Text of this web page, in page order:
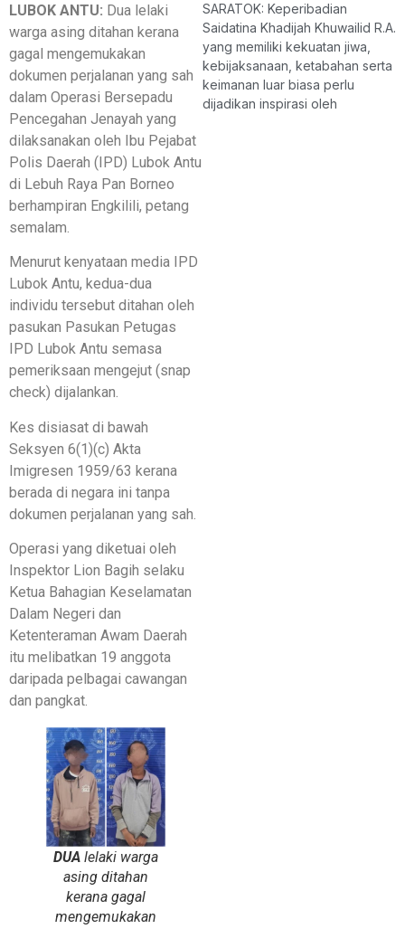
LUBOK ANTU: Dua lelaki
warga asing ditahan kerana
gagal mengemukakan
dokumen perjalanan yang sah
dalam Operasi Bersepadu
Pencegahan Jenayah yang
dilaksanakan oleh Ibu Pejabat
Polis Daerah (IPD) Lubok Antu
di Lebuh Raya Pan Borneo
berhampiran Engkilili, petang
semalam.
Menurut kenyataan media IPD
Lubok Antu, kedua-dua
individu tersebut ditahan oleh
pasukan Pasukan Petugas
IPD Lubok Antu semasa
pemeriksaan mengejut (snap
check) dijalankan.
Kes disiasat di bawah
Seksyen 6(1)(c) Akta
Imigresen 1959/63 kerana
berada di negara ini tanpa
dokumen perjalanan yang sah.
Operasi yang diketuai oleh
Inspektor Lion Bagih selaku
Ketua Bahagian Keselamatan
Dalam Negeri dan
Ketenteraman Awam Daerah
itu melibatkan 19 anggota
daripada pelbagai cawangan
dan pangkat.
DUA lelaki warga
asing ditahan
kerana gagal
mengemukakan
SARATOK: Keperibadian
Saidatina Khadijah Khuwailid R.A.
yang memiliki kekuatan jiwa,
kebijaksanaan, ketabahan serta
keimanan luar biasa perlu
dijadikan inspirasi oleh